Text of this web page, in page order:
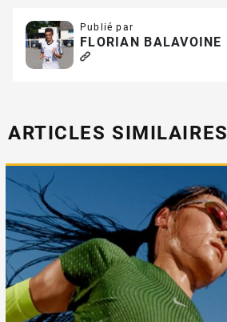
Publié par
FLORIAN BALAVOINE
ARTICLES SIMILAIRES